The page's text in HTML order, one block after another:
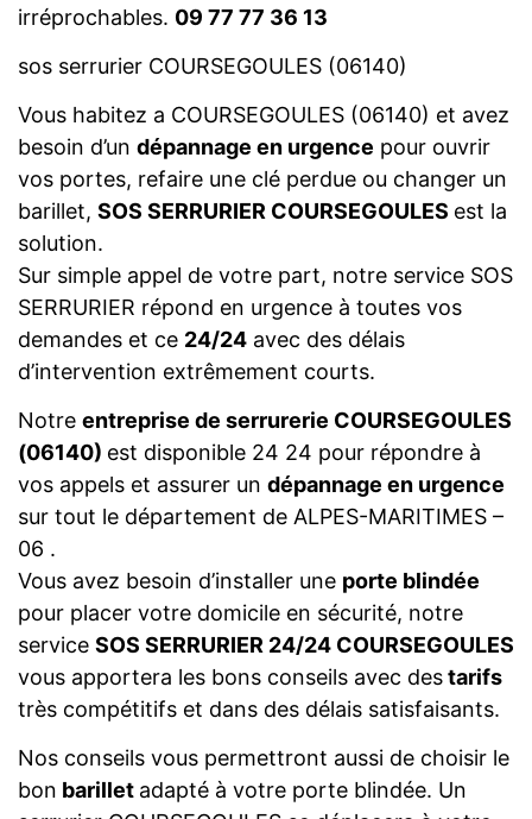
irréprochables. 09 77 77 36 13
sos serrurier COURSEGOULES (06140)
Vous habitez a COURSEGOULES (06140) et avez
besoin d’un dépannage en urgence pour ouvrir
vos portes, refaire une clé perdue ou changer un
barillet, SOS SERRURIER COURSEGOULES est la
solution.
Sur simple appel de votre part, notre service SOS
SERRURIER répond en urgence à toutes vos
demandes et ce 24/24 avec des délais
d’intervention extrêmement courts.
Notre entreprise de serrurerie COURSEGOULES
(06140) est disponible 24 24 pour répondre à
vos appels et assurer un dépannage en urgence
sur tout le département de ALPES-MARITIMES –
06 .
Vous avez besoin d’installer une porte blindée
pour placer votre domicile en sécurité, notre
service SOS SERRURIER 24/24 COURSEGOULES
vous apportera les bons conseils avec destarifs
très compétitifs et dans des délais satisfaisants.
Nos conseils vous permettront aussi de choisir le
bon barillet adapté à votre porte blindée. Un